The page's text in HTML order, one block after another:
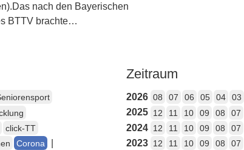
nach den Bayerischen
BTTV brachte…
click-TT
Corona
Zeitraum
2026 08 07 06 05 04 03
2025 12 11 10 09 08 07
2024 12 11 10 09 08 07
2023 12 11 10 09 08 07